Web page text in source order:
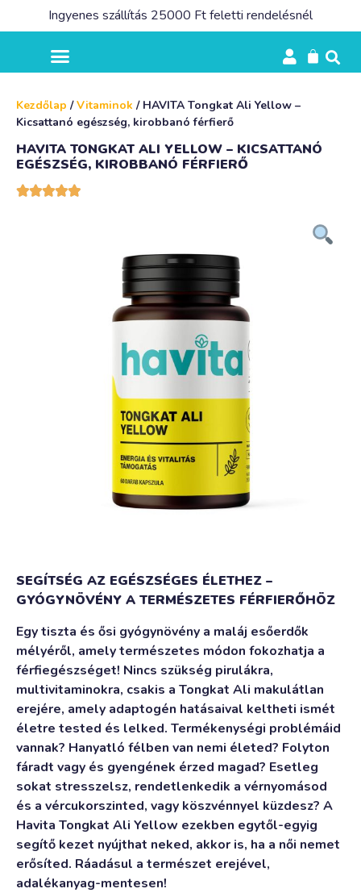
Ingyenes szállítás 25000 Ft feletti rendelésnél
Kezdőlap /Vitaminok / HAVITA Tongkat Ali Yellow –
Kicsattanó egészség, kirobbanó férfierő
HAVITA TONGKAT ALI YELLOW – KICSATTANÓ
EGÉSZSÉG, KIROBBANÓ FÉRFIERŐ

SEGÍTSÉG AZ EGÉSZSÉGES ÉLETHEZ –
GYÓGYNÖVÉNY A TERMÉSZETES FÉRFIERŐHÖZ
Egy tiszta és ősi gyógynövény a maláj esőerdők
mélyéről, amely természetes módon fokozhatja a
férfiegészséget! Nincs szükség pirulákra,
multivitaminokra, csakis a Tongkat Ali makulátlan
erejére, amely adaptogén hatásaival keltheti ismét
életre tested és lelked. Termékenységi problémáid
vannak? Hanyatló félben van nemi életed? Folyton
fáradt vagy és gyengének érzed magad? Esetleg
sokat stresszelsz, rendetlenkedik a vérnyomásod
és a vércukorszinted, vagy köszvénnyel küzdesz? A
Havita Tongkat Ali Yellow ezekben egytől-egyig
segítő kezet nyújthat neked, akkor is, ha a női nemet
erősíted. Ráadásul a természet erejével,
adalékanyag-mentesen!